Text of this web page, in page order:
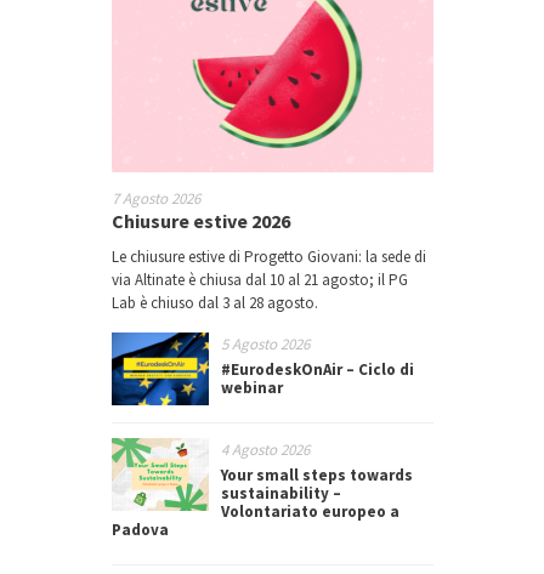
7 Agosto 2026
Chiusure estive 2026
Le chiusure estive di Progetto Giovani: la sede di
via Altinate è chiusa dal 10 al 21 agosto; il PG
Lab è chiuso dal 3 al 28 agosto.
5 Agosto 2026
#EurodeskOnAir – Ciclo di
webinar
4 Agosto 2026
Your small steps towards
sustainability –
Volontariato europeo a
Padova